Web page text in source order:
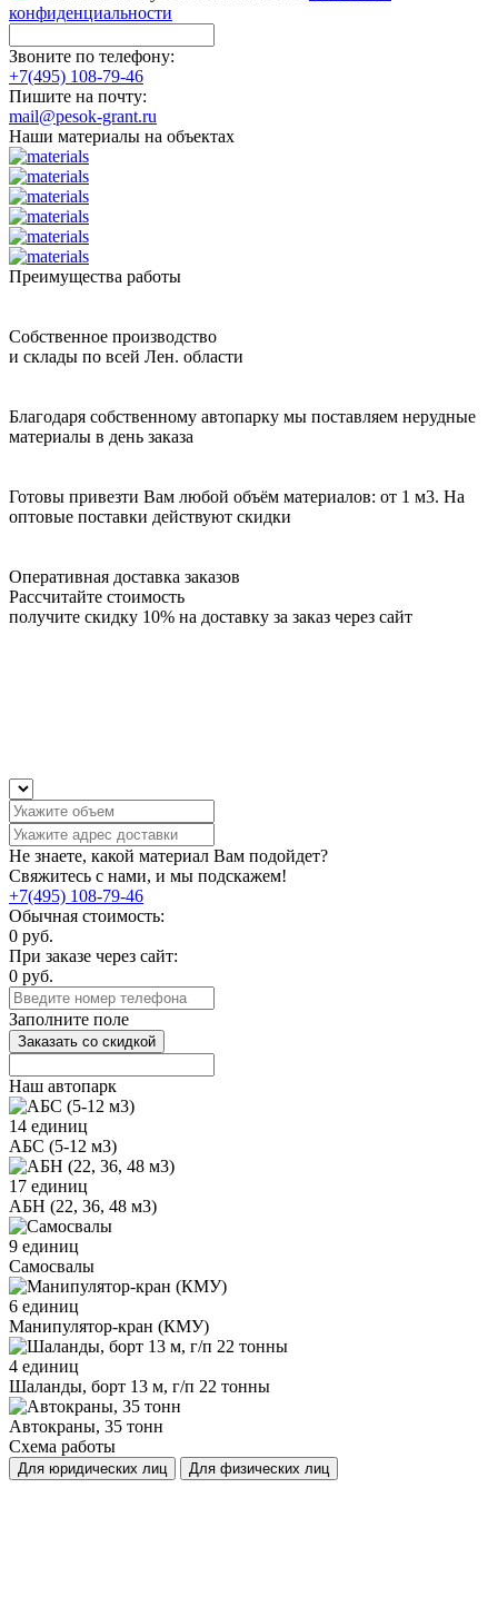
конфиденциальности
Звоните по телефону:
+7(495) 108-79-46
Пишите на почту:
mail@pesok-grant.ru
Наши материалы на объектах
Преимущества работы
Собственное производство
и склады по всей Лен. области
Благодаря собственному автопарку мы поставляем нерудные
материалы в день заказа
Готовы привезти Вам любой объём материалов: от 1 м3. На
оптовые поставки действуют скидки
Оперативная доставка заказов
Рассчитайте стоимость
получите скидку 10% на доставку за заказ через сайт
Не знаете, какой материал Вам подойдет?
Свяжитесь с нами, и мы подскажем!
+7(495) 108-79-46
Обычная стоимость:
0 руб.
При заказе через сайт:
0 руб.
Заполните поле
Заказать со скидкой
Наш автопарк
14 единиц
АБС (5-12 м3)
17 единиц
АБН (22, 36, 48 м3)
9 единиц
Самосвалы
6 единиц
Манипулятор-кран (КМУ)
4 единиц
Шаланды, борт 13 м, г/п 22 тонны
Автокраны, 35 тонн
Схема работы
Для юридических лиц Для физических лиц